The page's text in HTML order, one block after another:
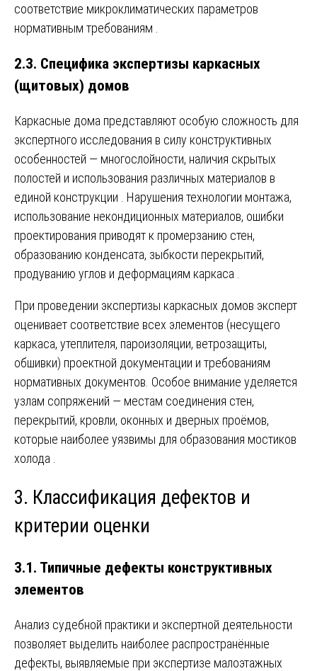
соответствие микроклиматических параметров
нормативным требованиям
2.3. Специфика экспертизы каркасных
(щитовых) домов
Каркасные дома представляют особую сложность для
экспертного исследования в силу конструктивных
особенностей — многослойности, наличия скрытых
полостей и использования различных материалов в
единой конструкции
. Нарушения технологии монтажа,
использование некондиционных материалов, ошибки
проектирования приводят к промерзанию стен,
образованию конденсата, зыбкости перекрытий,
продуванию углов и деформациям каркаса
При проведении экспертизы каркасных домов эксперт
оценивает соответствие всех элементов (несущего
каркаса, утеплителя, пароизоляции, ветрозащиты,
обшивки) проектной документации и требованиям
нормативных документов. Особое внимание уделяется
узлам сопряжений — местам соединения стен,
перекрытий, кровли, оконных и дверных проёмов,
которые наиболее уязвимы для образования мостиков
холода
3. Классификация дефектов и
критерии оценки
3.1. Типичные дефекты конструктивных
элементов
Анализ судебной практики и экспертной деятельности
позволяет выделить наиболее распространённые
дефекты, выявляемые при экспертизе малоэтажных